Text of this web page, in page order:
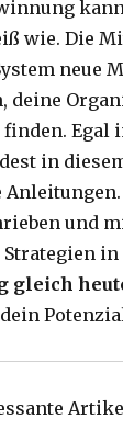
wie. Die
neue
deine
Egal
in
und
gleich